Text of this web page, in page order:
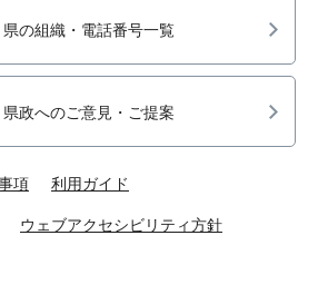
県の組織・電話番号一覧
県政へのご意見・ご提案
項 利用ガイド
ウェブアクセシビリティ方針